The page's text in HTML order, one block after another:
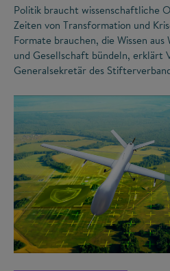
Politik braucht wissenschaftliche
Zeiten von Transformation und
Formate brauchen, die Wissen
und Gesellschaft bündeln, erklärt
Generalsekretär des